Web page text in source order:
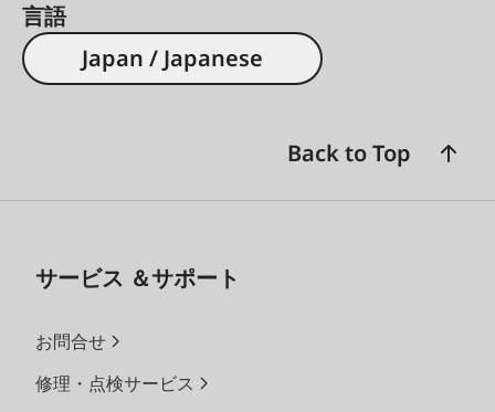
言語
Japan / Japanese
Back to Top
サービス ＆サポート
お問合せ
修理・点検サービス